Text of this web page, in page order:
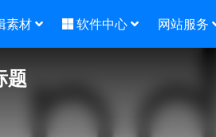
素材 软件中心 网站服务
题